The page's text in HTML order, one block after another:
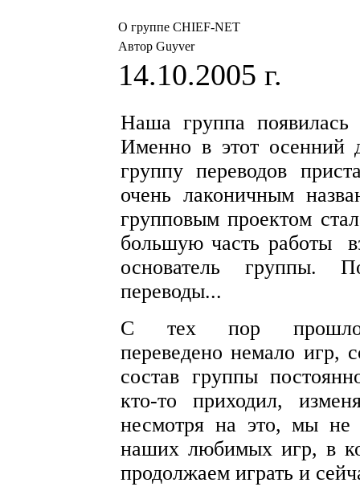
О группе CHIEF-NET
Автор Guyver
14.10.2005 г.
Наша группа
Именно в этот осенний
группу переводов
очень лаконичным
групповым проектом
большую часть работы
основатель группы.
переводы...
С тех пор
переведено немало игр,
состав группы
кто-то приходил,
несмотря на это, мы не
наших любимых игр, в
продолжаем играть и